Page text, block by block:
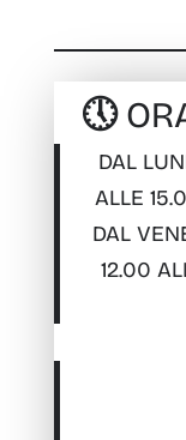
🕔
DAL
ALLE
DAL
12.00